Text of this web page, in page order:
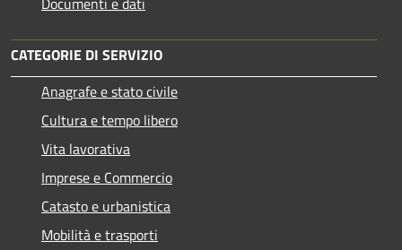
CATEGORIE DI SERVIZIO
Anagrafe e stato civile
Cultura e tempo libero
Vita lavorativa
Imprese e Commercio
Catasto e urbanistica
Mobilità e trasporti